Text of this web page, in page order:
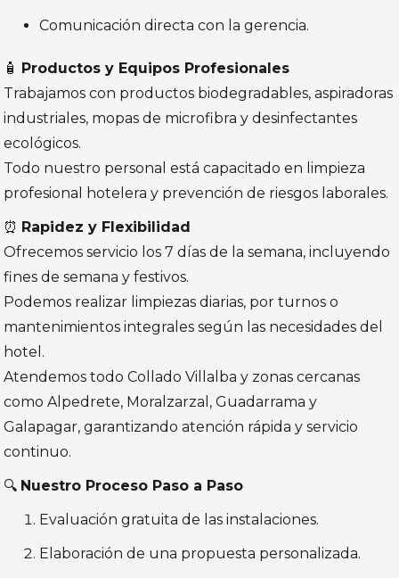
Comunicación directa con la gerencia.
🧴
Productos y Equipos Profesionales
Trabajamos con productos biodegradables, aspiradoras
industriales, mopas de microfibra y desinfectantes
ecológicos.
Todo nuestro personal está capacitado en limpieza
profesional hotelera y prevención de riesgos laborales.
⏰ Rapidez y Flexibilidad
Ofrecemos servicio los 7 días de la semana, incluyendo
fines de semana y festivos.
Podemos realizar limpiezas diarias, por turnos o
mantenimientos integrales según las necesidades del
hotel.
Atendemos todo Collado Villalba y zonas cercanas
como Alpedrete, Moralzarzal, Guadarrama y
Galapagar, garantizando atención rápida y servicio
continuo.
🔍 Nuestro Proceso Paso a Paso
Evaluación gratuita de las instalaciones.
Elaboración de una propuesta personalizada.